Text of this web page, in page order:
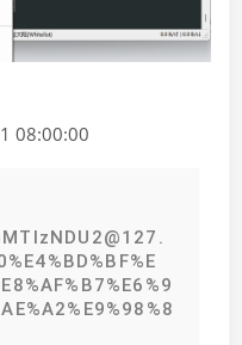
08:00:00